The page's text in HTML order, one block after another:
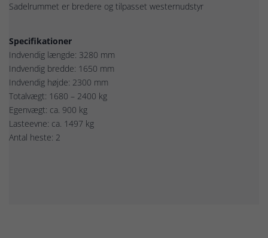
Sadelrummet er bredere og tilpasset westernudstyr
Specifikationer
Indvendig længde: 3280 mm
Indvendig bredde: 1650 mm
Indvendig højde: 2300 mm
Totalvægt: 1680 – 2400 kg
Egenvægt: ca. 900 kg
Lasteevne: ca. 1497 kg
Antal heste: 2